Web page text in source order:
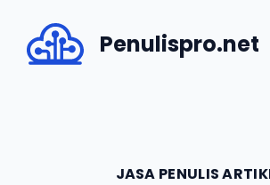
content
Penulispro.net
JASA PENULIS